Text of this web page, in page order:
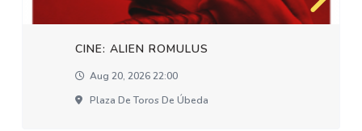
CINE: ALIEN ROMULUS
Aug 20, 2026 22:00
Plaza De Toros De Úbeda